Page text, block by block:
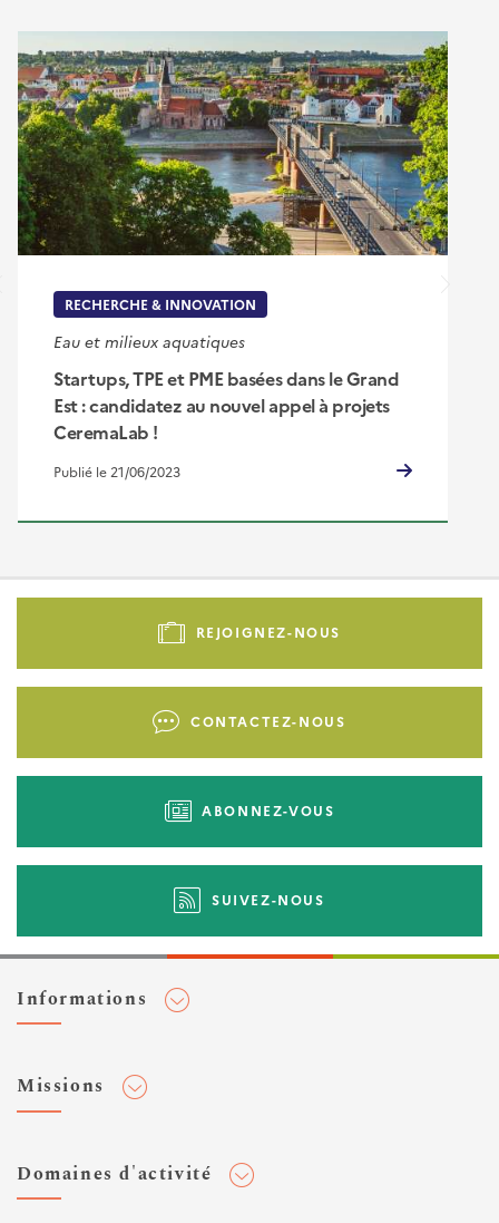
RECHERCHE & INNOVATION
Eau et milieux aquatiques
Startups, TPE et PME basées dans le Grand
Est : candidatez au nouvel appel à projets
CeremaLab !
Publié le 21/06/2023
Pied
-
REJOIGNEZ-NOUS
CONTACTEZ-NOUS
ABONNEZ-VOUS
SUIVEZ-NOUS
Informations
Flux RSS
Missions
Domaines d'activité